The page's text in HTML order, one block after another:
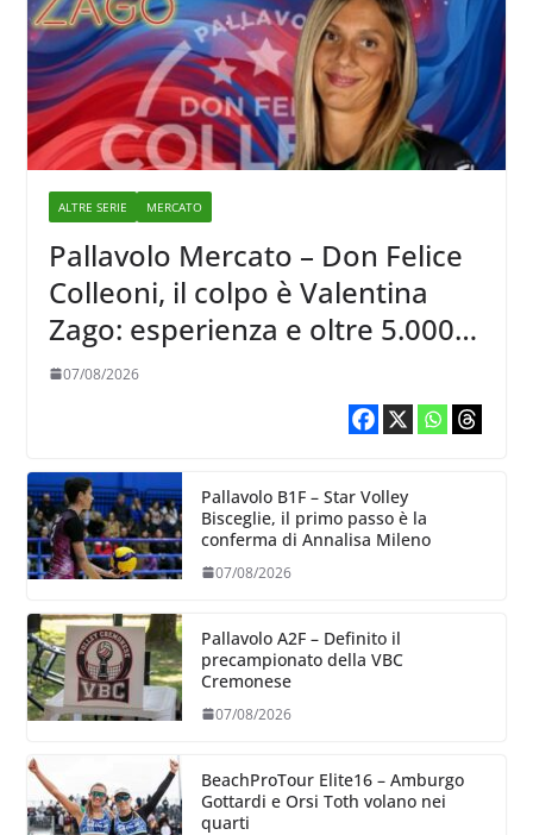
ALTRE SERIE MERCATO
Pallavolo Mercato – Don Felice
Colleoni, il colpo è Valentina
Zago: esperienza e oltre 5.000
punti al servizio di Trescore
07/08/2026
Pallavolo B1F – Star Volley
Bisceglie, il primo passo è la
conferma di Annalisa Mileno
07/08/2026
Pallavolo A2F – Definito il
precampionato della VBC
Cremonese
07/08/2026
BeachProTour Elite16 – Amburgo
Gottardi e Orsi Toth volano nei
quarti